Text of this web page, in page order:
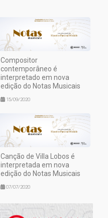
Compositor
contemporâneo é
interpretado em nova
edição do Notas Musicais
15/09/2020
Canção de Villa Lobos é
interpretada em nova
edição do Notas Musicais
07/07/2020